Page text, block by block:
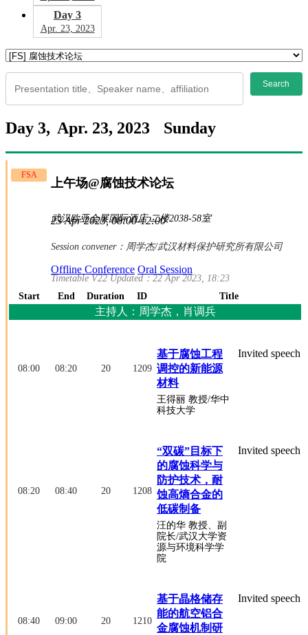
Day 3
Apr. 23, 2023
Search
Day 3, Apr. 23, 2023 Sunday
FSA
上午场@腐蚀技术论坛
23 Apr 2023, 08:00-12:00
武汉欧亚会展国际酒店 二楼2038-58室
Session convener： 周学杰/武汉材料保护研究所有限公司
Offline Conference Oral Session
Timetable V22 Updated：22 Apr 2023, 18:23
Start
End Duration ID Title
主持人：周学杰，肖调兵
08:00 08:20 20 1209
基于腐蚀工程
调控的新能源
材料
王得丽 教授/华中
科技大学
Invited speech
08:20 08:40 20 1208
“双碳”目标下
的腐蚀科学与
防护技术，耐
蚀高熵合金的
低碳制备
汪的华 教授、副
院长/武汉大学资
源与环境科学学
院
Invited speech
08:40 09:00 20 1210
基于晶格储存
能的航空铝合
金腐蚀机制研
Invited speech